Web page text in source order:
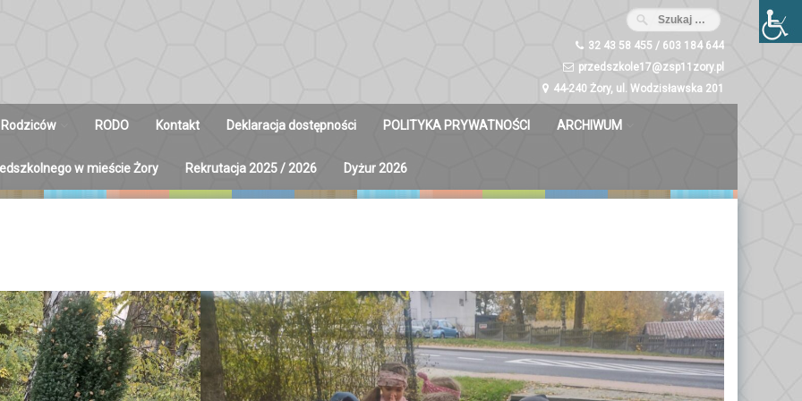
32 43 58 455 / 603 184 644
przedszkole17@zsp11zory.pl
44-240 Żory, ul. Wodzisławska 201
Rodziców RODO Kontakt Deklaracja dostępności POLITYKA PRYWATNOŚCI ARCHIWUM
Zuchy 2023/2024
Świetliki 2023/2024
Bystrzaki 2023/2024
w mieście Żory Rekrutacja 2025 / 2026 Dyżur 2026